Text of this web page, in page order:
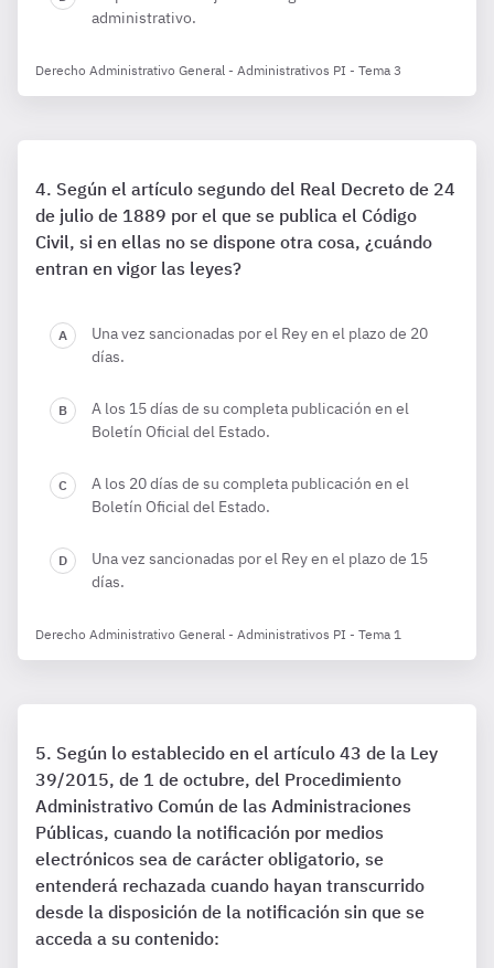
administrativo.
Derecho Administrativo General - Administrativos PI - Tema 3
Según el artículo segundo del Real Decreto de 24
de julio de 1889 por el que se publica el Código
Civil, si en ellas no se dispone otra cosa, ¿cuándo
entran en vigor las leyes?
Una vez sancionadas por el Rey en el plazo de 20
días.
A los 15 días de su completa publicación en el
Boletín Oficial del Estado.
A los 20 días de su completa publicación en el
Boletín Oficial del Estado.
Una vez sancionadas por el Rey en el plazo de 15
días.
Derecho Administrativo General - Administrativos PI - Tema 1
Según lo establecido en el artículo 43 de la Ley
39/2015, de 1 de octubre, del Procedimiento
Administrativo Común de las Administraciones
Públicas, cuando la notificación por medios
electrónicos sea de carácter obligatorio, se
entenderá rechazada cuando hayan transcurrido
desde la disposición de la notificación sin que se
acceda a su contenido: